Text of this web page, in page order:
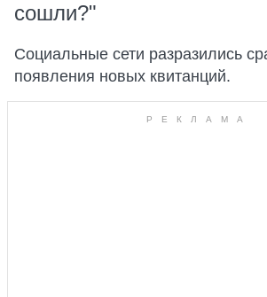
сошли?"
Социальные сети разразились
появления новых квитанций.